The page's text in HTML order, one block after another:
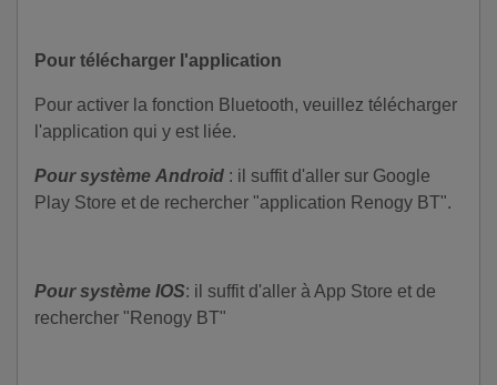
Pour télécharger l'application
Pour activer la fonction Bluetooth, veuillez télécharger
l'application qui y est liée.
Pour système Android : il suffit d'aller sur Google
Play Store et de rechercher "application Renogy BT".
Pour système IOS: il suffit d'aller à App Store et de
rechercher "Renogy BT"